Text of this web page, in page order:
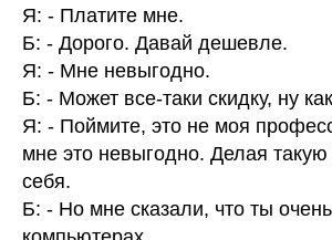
Я: - Платите мне.
Б: - Дорого. Давай дешевле.
Я: - Мне невыгодно.
Б: - Может все-таки скидку, ну
Я: - Поймите, это не моя
мне это невыгодно. Делая
себя.
Б: - Но мне сказали, что ты